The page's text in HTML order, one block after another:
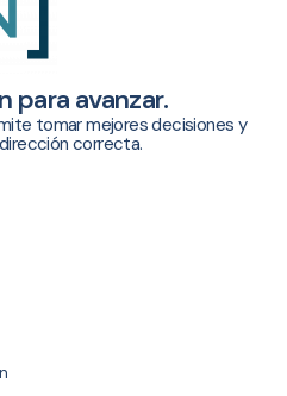
para avanzar.
tomar mejores decisiones y
correcta.